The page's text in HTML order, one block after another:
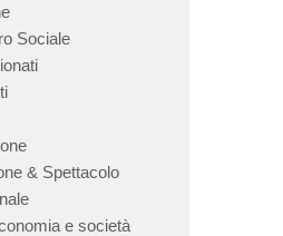
Sociale
& Spettacolo
e società